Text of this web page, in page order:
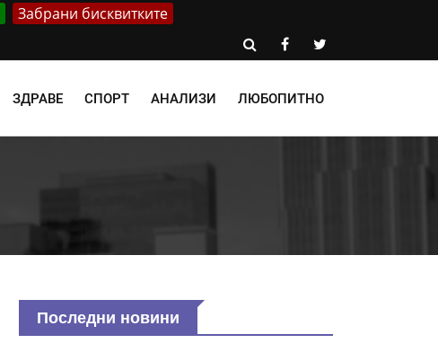
Забрани бисквитките
ЗДРАВЕ СПОРТ АНАЛИЗИ ЛЮБОПИТНО
Последни новини